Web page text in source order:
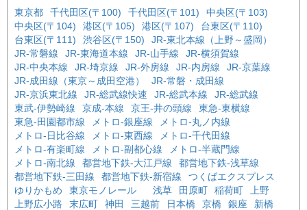
東京都 千代田区(〒100) 千代田区(〒101)
中央区(〒103)
中央区(〒104)
港区(〒105) 港区(〒107)
台東区(〒110)
台東区(〒111)
渋谷区(〒150)
JR-東北本線（上野～盛岡）
JR-常磐線
JR-東海道本線 JR-山手線
JR-横須賀線
JR-中央本線
JR-埼京線 JR-外房線 JR-内房線
JR-京葉線
JR-成田線（東京～成田空港）
JR-常磐・成田線
JR-京浜東北線
JR-総武線快速 JR-総武本線
JR-総武線
東武-伊勢崎線
京成-本線 京王-井の頭線
東急-東横線
東急-田園都市線
メトロ-銀座線
メトロ-丸ノ内線
メトロ-日比谷線
メトロ-東西線
メトロ-千代田線
メトロ-有楽町線
メトロ-副都心線
メトロ-半蔵門線
メトロ-南北線
都営地下鉄-大江戸線
都営地下鉄-浅草線
都営地下鉄-三田線
都営地下鉄-新宿線
つくばエクスプレス
ゆりかもめ
東京モノレール 浅草 田原町 稲荷町
上野
上野広小路
末広町 神田 三越前 日本橋 京橋 銀座
新橋